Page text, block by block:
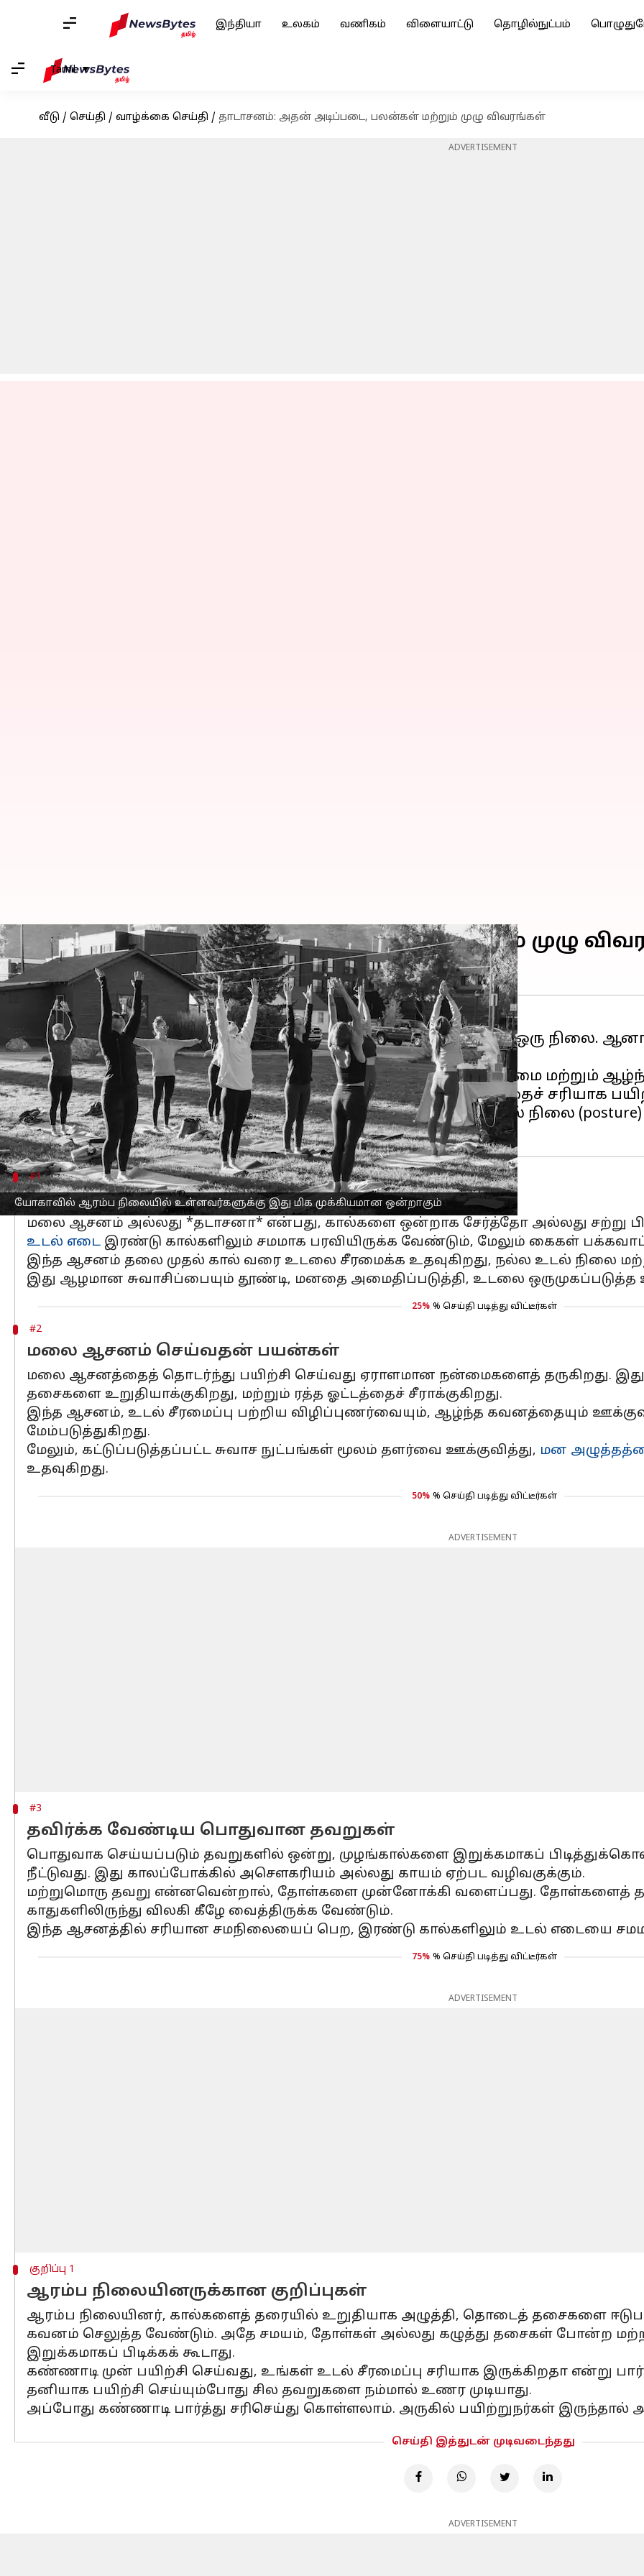
இந்தியா உலகம் வணிகம் விளையாட்டு தொழில்நுட்பம்
Tamil
வீடு / செய்தி / வாழ்க்கை செய்தி / தாடாசனம்: அதன் அடிப்படை, பலன்கள் மற்றும் முழு விவரங்கள்
ADVERTISEMENT
யோகாவில் ஆரம்ப நிலையில் உள்ளவர்களுக்கு இது மிக முக்கியமான ஒன்றாகும்
தாடாசனம்: அதன் அடிப்படை, பலன்கள் மற்றும் முழு
எழுதியவர் Venkatalakshmi V Jul 08, 2026 03:41 pm
செய்தி முன்னோட்டம்
தாடாசனம் (மவுண்டன் போஸ்)யோகாவில்மிகவும் அடிப்படையான ஒரு நிலை.
உள்ளவர்களுக்கு இது மிக முக்கியமான ஒன்றாகும்.
இது நிமிர்ந்து நிற்க கற்றுக்கொடுத்து, உடல் சமநிலை, நிலைத்தன்மை மற்றும்
பல யோகா நிலைகளுக்கு இதுவே அடிப்படையாக இருப்பதால், இதைச் சரியாக
தாடாசனத்தின் அடிப்படைகளைத் தெரிந்துகொள்வது, உங்கள் உடல் நிலை
#1
மலை ஆசனத்தைப் புரிந்துகொள்வோம்
மலை ஆசனம் அல்லது *தடாசனா* என்பது, கால்களை ஒன்றாக சேர்த்தோ அல்லது சற்று
உடல் எடை இரண்டு கால்களிலும் சமமாக பரவியிருக்க வேண்டும், மேலும் கைகள்
இந்த ஆசனம் தலை முதல் கால் வரை உடலை சீரமைக்க உதவுகிறது, நல்ல உடல் நிலை
இது ஆழமான சுவாசிப்பையும் தூண்டி, மனதை அமைதிப்படுத்தி, உடலை ஒருமுகப்படுத்த
25% % செய்தி படித்து விட்டீர்கள்
#2
மலை ஆசனம் செய்வதன் பயன்கள்
மலை ஆசனத்தைத் தொடர்ந்து பயிற்சி செய்வது ஏராளமான நன்மைகளைத் தருகிறது. இது
தசைகளை உறுதியாக்குகிறது, மற்றும் ரத்த ஓட்டத்தைச் சீராக்குகிறது.
இந்த ஆசனம், உடல் சீரமைப்பு பற்றிய விழிப்புணர்வையும், ஆழ்ந்த கவனத்தையும்
மேம்படுத்துகிறது.
மேலும், கட்டுப்படுத்தப்பட்ட சுவாச நுட்பங்கள் மூலம் தளர்வை ஊக்குவித்து, மன
உதவுகிறது.
50% % செய்தி படித்து விட்டீர்கள்
ADVERTISEMENT
#3
தவிர்க்க வேண்டிய பொதுவான தவறுகள்
பொதுவாக செய்யப்படும் தவறுகளில் ஒன்று, முழங்கால்களை இறுக்கமாகப்
நீட்டுவது. இது காலப்போக்கில் அசௌகரியம் அல்லது காயம் ஏற்பட வழிவகுக்கும்.
மற்றுமொரு தவறு என்னவென்றால், தோள்களை முன்னோக்கி வளைப்பது. தோள்களைத்
காதுகளிலிருந்து விலகி கீழே வைத்திருக்க வேண்டும்.
இந்த ஆசனத்தில் சரியான சமநிலையைப் பெற, இரண்டு கால்களிலும் உடல் எடையை சமமாக
75% % செய்தி படித்து விட்டீர்கள்
ADVERTISEMENT
குறிப்பு 1
ஆரம்ப நிலையினருக்கான குறிப்புகள்
ஆரம்ப நிலையினர், கால்களைத் தரையில் உறுதியாக அழுத்தி, தொடைத் தசைகளை
கவனம் செலுத்த வேண்டும். அதே சமயம், தோள்கள் அல்லது கழுத்து தசைகள் போன்ற மற்ற
இறுக்கமாகப் பிடிக்கக் கூடாது.
கண்ணாடி முன் பயிற்சி செய்வது, உங்கள் உடல் சீரமைப்பு சரியாக இருக்கிறதா என்று
தனியாக பயிற்சி செய்யும்போது சில தவறுகளை நம்மால் உணர முடியாது.
அப்போது கண்ணாடி பார்த்து சரிசெய்து கொள்ளலாம். அருகில் பயிற்றுநர்கள்
செய்தி இத்துடன் முடிவடைந்தது
ADVERTISEMENT